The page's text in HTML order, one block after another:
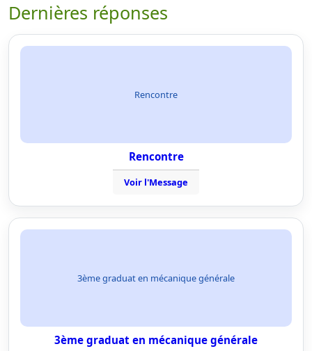
Dernières réponses
Rencontre
Rencontre
Voir l'Message
3ème graduat en mécanique générale
3ème graduat en mécanique générale